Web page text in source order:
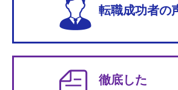
転職成功者の
徹底した